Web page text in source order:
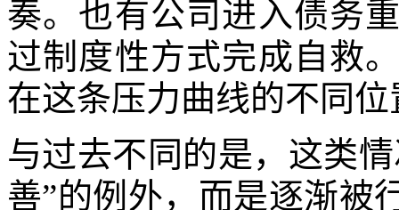
奏。也有公司进入债务
过制度性方式完成自救
在这条压力曲线的不同位
与过去不同的是，这类
善”的例外，而是逐渐被